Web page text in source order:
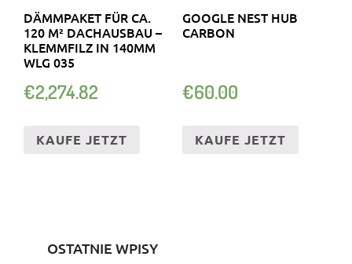
DÄMMPAKET FÜR CA.
120 M² DACHAUSBAU –
KLEMMFILZ IN 140MM
WLG 035
€2,274.82
KAUFE JETZT
GOOGLE NEST HUB
CARBON
€60.00
KAUFE JETZT
OSTATNIE WPISY